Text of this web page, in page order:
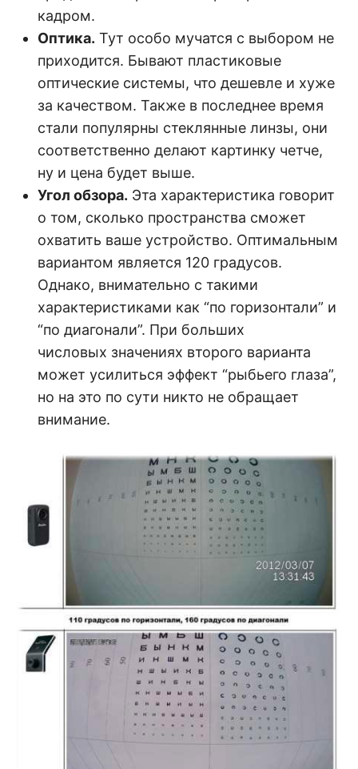
кадром.
Оптика. Тут особо мучатся с выбором не
приходится. Бывают пластиковые
оптические системы, что дешевле и хуже
за качеством. Также в последнее время
стали популярны стеклянные линзы, они
соответственно делают картинку четче,
ну и цена будет выше.
Угол обзора. Эта характеристика говорит
о том, сколько пространства сможет
охватить ваше устройство. Оптимальным
вариантом является 120 градусов.
Однако, внимательно с такими
характеристиками как “по горизонтали” и
“по диагонали”. При больших
числовых значениях второго варианта
может усилиться эффект “рыбьего глаза”,
но на это по сути никто не обращает
внимание.